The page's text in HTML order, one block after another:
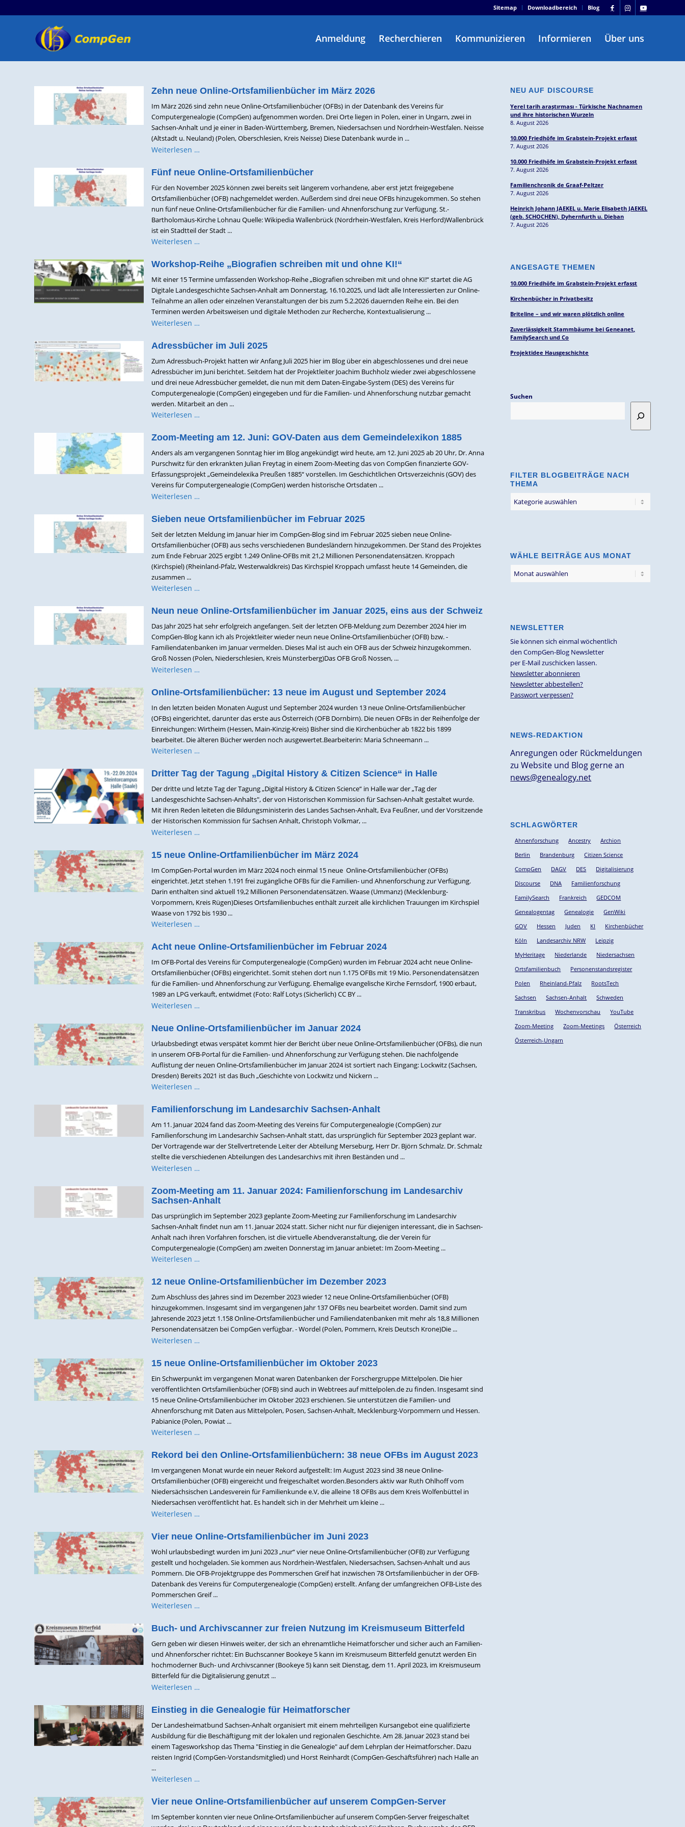
Sitemap Downloadbereich Blog
Anmeldung Recherchieren Kommunizieren Informieren Über uns
Zehn neue Online-Ortsfamilienbücher im März 2026
Im März 2026 sind zehn neue Online-Ortsfamilienbücher (OFBs) in der Datenbank des Vereins für
Computergenealogie (CompGen) aufgenommen worden. Drei Orte liegen in Polen, einer in Ungarn, zwei in
Sachsen-Anhalt und je einer in Baden-Württemberg, Bremen, Niedersachsen und Nordrhein-Westfalen. Neisse
(Altstadt u. Neuland) (Polen, Oberschlesien, Kreis Neisse) Diese Datenbank wurde in ...
Weiterlesen …
Fünf neue Online-Ortsfamilienbücher
Für den November 2025 können zwei bereits seit längerem vorhandene, aber erst jetzt freigegebene
Ortsfamilienbücher (OFB) nachgemeldet werden. Außerdem sind drei neue OFBs hinzugekommen. So stehen
nun fünf neue Online-Ortsfamilienbücher für die Familien- und Ahnenforschung zur Verfügung. St.-
Bartholomäus-Kirche Lohnau Quelle: Wikipedia Wallenbrück (Nordrhein-Westfalen, Kreis Herford)Wallenbrück
ist ein Stadtteil der Stadt ...
Weiterlesen …
Workshop-Reihe „Biografien schreiben mit und ohne KI!“
Mit einer 15 Termine umfassenden Workshop-Reihe „Biografien schreiben mit und ohne KI!“ startet die AG
Digitale Landesgeschichte Sachsen-Anhalt am Donnerstag, 16.10.2025, und lädt alle Interessierten zur Online-
Teilnahme an allen oder einzelnen Veranstaltungen der bis zum 5.2.2026 dauernden Reihe ein. Bei den
Terminen werden Arbeitsweisen und digitale Methoden zur Recherche, Kontextualisierung ...
Weiterlesen …
Adressbücher im Juli 2025
Zum Adressbuch-Projekt hatten wir Anfang Juli 2025 hier im Blog über ein abgeschlossenes und drei neue
Adressbücher im Juni berichtet. Seitdem hat der Projektleiter Joachim Buchholz wieder zwei abgeschlossene
und drei neue Adressbücher gemeldet, die nun mit dem Daten-Eingabe-System (DES) des Vereins für
Computergenealogie (CompGen) eingegeben und für die Familien- und Ahnenforschung nutzbar gemacht
werden. Mitarbeit an den ...
Weiterlesen …
Zoom-Meeting am 12. Juni: GOV-Daten aus dem Gemeindelexikon 1885
Anders als am vergangenen Sonntag hier im Blog angekündigt wird heute, am 12. Juni 2025 ab 20 Uhr, Dr. Anna
Purschwitz für den erkrankten Julian Freytag in einem Zoom-Meeting das von CompGen finanzierte GOV-
Erfassungsprojekt „Gemeindelexika Preußen 1885“ vorstellen. Im Geschichtlichen Ortsverzeichnis (GOV) des
Vereins für Computergenealogie (CompGen) werden historische Ortsdaten ...
Weiterlesen …
Sieben neue Ortsfamilienbücher im Februar 2025
Seit der letzten Meldung im Januar hier im CompGen-Blog sind im Februar 2025 sieben neue Online-
Ortsfamilienbücher (OFB) aus sechs verschiedenen Bundesländern hinzugekommen. Der Stand des Projektes
zum Ende Februar 2025 ergibt 1.249 Online-OFBs mit 21,2 Millionen Personendatensätzen. Kroppach
(Kirchspiel) (Rheinland-Pfalz, Westerwaldkreis) Das Kirchspiel Kroppach umfasst heute 14 Gemeinden, die
zusammen ...
Weiterlesen …
Neun neue Online-Ortsfamilienbücher im Januar 2025, eins aus der Schweiz
Das Jahr 2025 hat sehr erfolgreich angefangen. Seit der letzten OFB-Meldung zum Dezember 2024 hier im
CompGen-Blog kann ich als Projektleiter wieder neun neue Online-Ortsfamilienbücher (OFB) bzw. -
Familiendatenbanken im Januar vermelden. Dieses Mal ist auch ein OFB aus der Schweiz hinzugekommen.
Groß Nossen (Polen, Niederschlesien, Kreis Münsterberg)Das OFB Groß Nossen, ...
Weiterlesen …
Online-Ortsfamilienbücher: 13 neue im August und September 2024
In den letzten beiden Monaten August und September 2024 wurden 13 neue Online-Ortsfamilienbücher
(OFBs) eingerichtet, darunter das erste aus Österreich (OFB Dornbirn). Die neuen OFBs in der Reihenfolge der
Einreichungen: Wirtheim (Hessen, Main-Kinzig-Kreis) Bisher sind die Kirchenbücher ab 1822 bis 1899
bearbeitet. Die älteren Bücher werden noch ausgewertet.Bearbeiterin: Maria Schneemann ...
Weiterlesen …
Dritter Tag der Tagung „Digital History & Citizen Science“ in Halle
Der dritte und letzte Tag der Tagung „Digital History & Citizen Science“ in Halle war der „Tag der
Landesgeschichte Sachsen-Anhalts", der von Historischen Kommission für Sachsen-Anhalt gestaltet wurde.
Mit ihren Reden leiteten die Bildungsministerin des Landes Sachsen-Anhalt, Eva Feußner, und der Vorsitzende
der Historischen Kommission für Sachsen Anhalt, Christoph Volkmar, ...
Weiterlesen …
15 neue Online-Ortfamilienbücher im März 2024
Im CompGen-Portal wurden im März 2024 noch einmal 15 neue Online-Ortsfamilienbücher (OFBs)
eingerichtet. Jetzt stehen 1.191 frei zugängliche OFBs für die Familien- und Ahnenforschung zur Verfügung.
Darin enthalten sind aktuell 19,2 Millionen Personendatensätzen. Waase (Ummanz) (Mecklenburg-
Vorpommern, Kreis Rügen)Dieses Ortsfamilienbuches enthält zurzeit alle kirchlichen Trauungen im Kirchspiel
Waase von 1792 bis 1930 ...
Weiterlesen …
Acht neue Online-Ortsfamilienbücher im Februar 2024
Im OFB-Portal des Vereins für Computergenealogie (CompGen) wurden im Februar 2024 acht neue Online-
Ortsfamilienbücher (OFBs) eingerichtet. Somit stehen dort nun 1.175 OFBs mit 19 Mio. Personendatensätzen
für die Familien- und Ahnenforschung zur Verfügung. Ehemalige evangelische Kirche Fernsdorf, 1900 erbaut,
1989 an LPG verkauft, entwidmet (Foto: Ralf Lotys (Sicherlich) CC BY ...
Weiterlesen …
Neue Online-Ortsfamilienbücher im Januar 2024
Urlaubsbedingt etwas verspätet kommt hier der Bericht über neue Online-Ortsfamilienbücher (OFBs), die nun
in unserem OFB-Portal für die Familien- und Ahnenforschung zur Verfügung stehen. Die nachfolgende
Auflistung der neuen Online-Ortsfamilienbücher im Januar 2024 ist sortiert nach Eingang: Lockwitz (Sachsen,
Dresden) Bereits 2021 ist das Buch „Geschichte von Lockwitz und Nickern ...
Weiterlesen …
Familienforschung im Landesarchiv Sachsen-Anhalt
Am 11. Januar 2024 fand das Zoom-Meeting des Vereins für Computergenealogie (CompGen) zur
Familienforschung im Landesarchiv Sachsen-Anhalt statt, das ursprünglich für September 2023 geplant war.
Der Vortragende war der Stellvertretende Leiter der Abteilung Merseburg, Herr Dr. Björn Schmalz. Dr. Schmalz
stellte die verschiedenen Abteilungen des Landesarchivs mit ihren Beständen und ...
Weiterlesen …
Zoom-Meeting am 11. Januar 2024: Familienforschung im Landesarchiv
Sachsen-Anhalt
Das ursprünglich im September 2023 geplante Zoom-Meeting zur Familienforschung im Landesarchiv
Sachsen-Anhalt findet nun am 11. Januar 2024 statt. Sicher nicht nur für diejenigen interessant, die in Sachsen-
Anhalt nach ihren Vorfahren forschen, ist die virtuelle Abendveranstaltung, die der Verein für
Computergenealogie (CompGen) am zweiten Donnerstag im Januar anbietet: Im Zoom-Meeting ...
Weiterlesen …
12 neue Online-Ortsfamilienbücher im Dezember 2023
Zum Abschluss des Jahres sind im Dezember 2023 wieder 12 neue Online-Ortsfamilienbücher (OFB)
hinzugekommen. Insgesamt sind im vergangenen Jahr 137 OFBs neu bearbeitet worden. Damit sind zum
Jahresende 2023 jetzt 1.158 Online-Ortsfamilienbücher und Familiendatenbanken mit mehr als 18,8 Millionen
Personendatensätzen bei CompGen verfügbar. - Wordel (Polen, Pommern, Kreis Deutsch Krone)Die ...
Weiterlesen …
15 neue Online-Ortsfamilienbücher im Oktober 2023
Ein Schwerpunkt im vergangenen Monat waren Datenbanken der Forschergruppe Mittelpolen. Die hier
veröffentlichten Ortsfamilienbücher (OFB) sind auch in Webtrees auf mittelpolen.de zu finden. Insgesamt sind
15 neue Online-Ortsfamilienbücher im Oktober 2023 erschienen. Sie unterstützen die Familien- und
Ahnenforschung mit Daten aus Mittelpolen, Posen, Sachsen-Anhalt, Mecklenburg-Vorpommern und Hessen.
Pabianice (Polen, Powiat ...
Weiterlesen …
Rekord bei den Online-Ortsfamilienbüchern: 38 neue OFBs im August 2023
Im vergangenen Monat wurde ein neuer Rekord aufgestellt: Im August 2023 sind 38 neue Online-
Ortsfamilienbücher (OFB) eingereicht und freigeschaltet worden.Besonders aktiv war Ruth Ohlhoff vom
Niedersächsischen Landesverein für Familienkunde e.V, die alleine 18 OFBs aus dem Kreis Wolfenbüttel in
Niedersachsen veröffentlicht hat. Es handelt sich in der Mehrheit um kleine ...
Weiterlesen …
Vier neue Online-Ortsfamilienbücher im Juni 2023
Wohl urlaubsbedingt wurden im Juni 2023 „nur“ vier neue Online-Ortsfamilienbücher (OFB) zur Verfügung
gestellt und hochgeladen. Sie kommen aus Nordrhein-Westfalen, Niedersachsen, Sachsen-Anhalt und aus
Pommern. Die OFB-Projektgruppe des Pommerschen Greif hat inzwischen 78 Ortsfamilienbücher in der OFB-
Datenbank des Vereins für Computergenealogie (CompGen) erstellt. Anfang der umfangreichen OFB-Liste des
Pommerschen Greif ...
Weiterlesen …
Buch- und Archivscanner zur freien Nutzung im Kreismuseum Bitterfeld
Gern geben wir diesen Hinweis weiter, der sich an ehrenamtliche Heimatforscher und sicher auch an Familien-
und Ahnenforscher richtet: Ein Buchscanner Bookeye 5 kann im Kreismuseum Bitterfeld genutzt werden Ein
hochmoderner Buch- und Archivscanner (Bookeye 5) kann seit Dienstag, dem 11. April 2023, im Kreismuseum
Bitterfeld für die Digitalisierung genutzt ...
Weiterlesen …
Einstieg in die Genealogie für Heimatforscher
Der Landesheimatbund Sachsen-Anhalt organisiert mit einem mehrteiligen Kursangebot eine qualifizierte
Ausbildung für die Beschäftigung mit der lokalen und regionalen Geschichte. Am 28. Januar 2023 stand bei
einem Tagesworkshop das Thema "Einstieg in die Genealogie" auf dem Lehrplan der Heimatforscher. Dazu
reisten Ingrid (CompGen-Vorstandsmitglied) und Horst Reinhardt (CompGen-Geschäftsführer) nach Halle an
...
Weiterlesen …
Vier neue Online-Ortsfamilienbücher auf unserem CompGen-Server
Im September konnten vier neue Online-Ortsfamilienbücher auf unserem CompGen-Server freigeschaltet
NEU AUF DISCOURSE
Yerel tarih araştırması - Türkische Nachnamen
und ihre historischen Wurzeln
8. August 2026
10.000 Friedhöfe im Grabstein-Projekt erfasst
7. August 2026
10.000 Friedhöfe im Grabstein-Projekt erfasst
7. August 2026
Familienchronik de Graaf-Peltzer
7. August 2026
Heinrich Johann JAEKEL u. Marie Elisabeth JAEKEL
(geb. SCHOCHEN), Dyhernfurth u. Dieban
7. August 2026
ANGESAGTE THEMEN
10.000 Friedhöfe im Grabstein-Projekt erfasst
Kirchenbücher in Privatbesitz
Briteline – und wir waren plötzlich online
Zuverlässigkeit Stammbäume bei Geneanet,
FamilySearch und Co
Projektidee Hausgeschichte
Suchen
FILTER BLOGBEITRÄGE NACH
THEMA
Blogbeiträge
WÄHLE BEITRÄGE AUS MONAT
NEWSLETTER
Sie können sich einmal wöchentlich
den CompGen-Blog Newsletter
per E-Mail zuschicken lassen.
Newsletter abonnieren
Newsletter abbestellen?
Passwort vergessen?
NEWS-REDAKTION
Anregungen oder Rückmeldungen
zu Website und Blog gerne an
news@genealogy.net
SCHLAGWÖRTER
Ahnenforschung Ancestry
Archion
Berlin
Brandenburg
Citizen Science
CompGen
DAGV DES
Digitalisierung
Discourse
DNA
Familienforschung
FamilySearch
Frankreich
GEDCOM
Genealogentag
Genealogie
GenWiki
GOV
Hessen Juden KI
Kirchenbücher
Köln
Landesarchiv NRW
Leipzig
MyHeritage
Niederlande
Niedersachsen
Ortsfamilienbuch
Personenstandsregister
Polen
Rheinland-Pfalz
RootsTech
Sachsen
Sachsen-Anhalt
Schweden
Transkribus
Wochenvorschau
YouTube
Zoom-Meeting
Zoom-Meetings
Österreich
Österreich-Ungarn